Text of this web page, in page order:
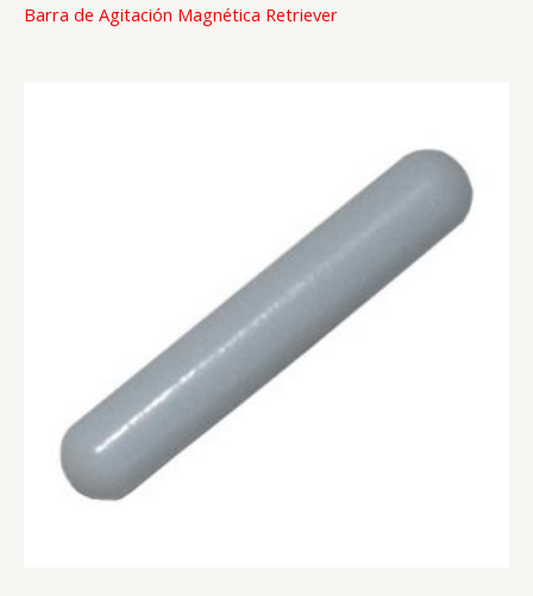
Barra de Agitación Magnética Retriever